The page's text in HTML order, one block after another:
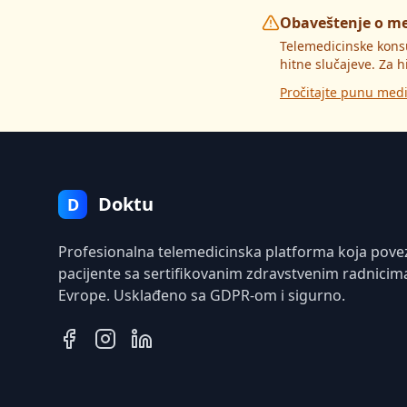
Obaveštenje o
Telemedicinske
hitne slučajeve. Za
Pročitajte punu
D Doktu
Profesionalna telemedicinska platforma koja
pacijente sa sertifikovanim zdravstvenim
Evrope. Usklađeno sa GDPR-om i sigurno.